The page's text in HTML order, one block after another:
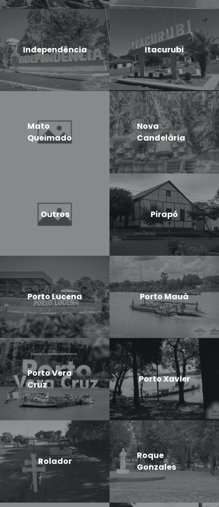
Independência Itacurubi
Mato
Queimado
Nova
Candelária
Outros Pirapó
Porto Lucena Porto Mauá
Porto Vera
Cruz
Porto Xavier
Rolador
Roque
Gonzales